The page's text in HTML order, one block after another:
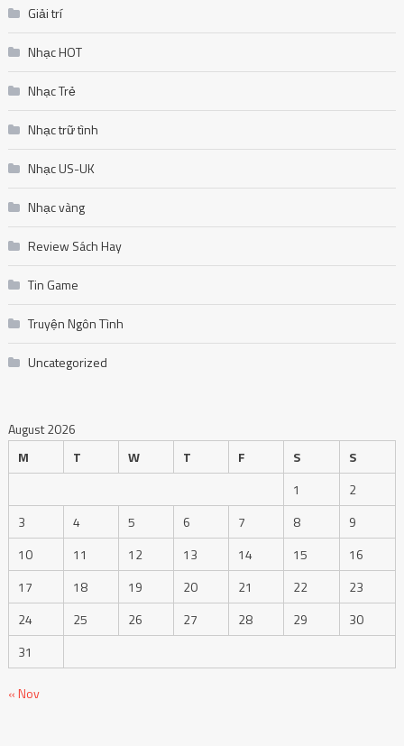
Giải trí
Nhạc HOT
Nhạc Trẻ
Nhạc trữ tình
Nhạc US-UK
Nhạc vàng
Review Sách Hay
Tin Game
Truyện Ngôn Tình
Uncategorized
August 2026
M
T W T F S
S
1
2
3
4 5 6 7 8
9
10
11 12 13 14 15
16
17
18 19 20 21 22
23
24
25 26 27 28 29
30
31
« Nov